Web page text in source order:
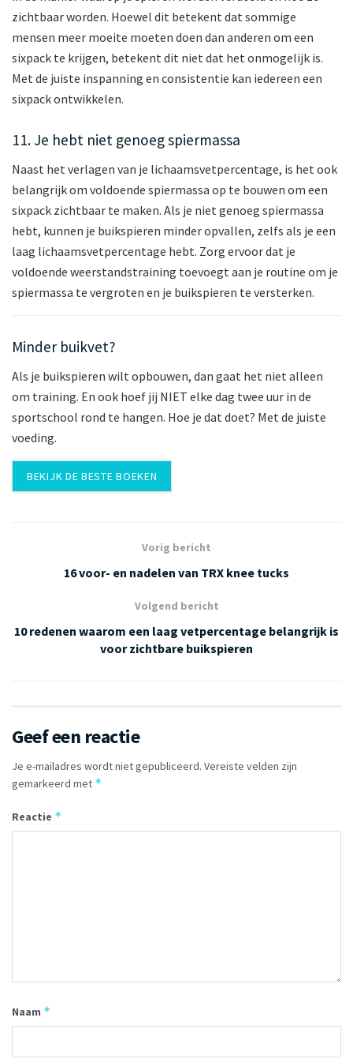
zichtbaar worden. Hoewel dit betekent dat sommige
mensen meer moeite moeten doen dan anderen om een
sixpack te krijgen, betekent dit niet dat het onmogelijk is.
Met de juiste inspanning en consistentie kan iedereen een
sixpack ontwikkelen.
11. Je hebt niet genoeg spiermassa
Naast het verlagen van je lichaamsvetpercentage, is het ook
belangrijk om voldoende spiermassa op te bouwen om een
sixpack zichtbaar te maken. Als je niet genoeg spiermassa
hebt, kunnen je buikspieren minder opvallen, zelfs als je een
laag lichaamsvetpercentage hebt. Zorg ervoor dat je
voldoende weerstandstraining toevoegt aan je routine om je
spiermassa te vergroten en je buikspieren te versterken.
Minder buikvet?
Als je buikspieren wilt opbouwen, dan gaat het niet alleen
om training. En ook hoef jij NIET elke dag twee uur in de
sportschool rond te hangen. Hoe je dat doet? Met de juiste
voeding.
BEKIJK DE BESTE BOEKEN
Vorig bericht
16 voor- en nadelen van TRX knee tucks
Volgend bericht
10 redenen waarom een laag vetpercentage belangrijk is
voor zichtbare buikspieren
Geef een reactie
Je e-mailadres wordt niet gepubliceerd. Vereiste velden zijn
gemarkeerd met *
Reactie *
Naam *